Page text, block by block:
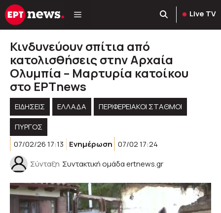
Μετάβαση
σε
Live TV
Κινδυνεύουν σπίτια από
κατολισθήσεις στην Αρχαία
Ολυμπία – Μαρτυρία κατοίκου
στο ΕΡΤnews
ΕΙΔΗΣΕΙΣ ΕΛΛΑΔΑ
ΠΕΡΙΦΕΡΕΙΑΚΟΊ ΣΤΑΘΜΟΊ
ΠΥΡΓΟΣ
07/02/26 17:13
Ενημέρωση 07/02 17:24
Σύνταξη Συντακτική ομάδα ertnews.gr